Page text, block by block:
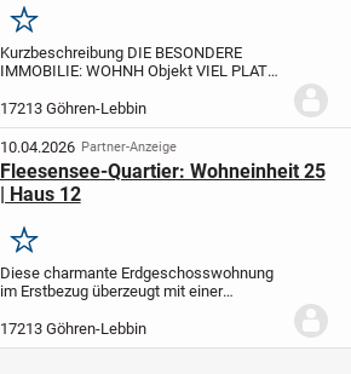
+ KAMINOFEN
Merken
Kurzbeschreibung DIE BESONDERE
IMMOBILIE: WOHNH Objekt VIEL PLATZ
und modernes Reihenendhaus mit großen
Gauben, Photovoltaikanlage, Balkon und
hochwertiger...
17213 Göhren-Lebbin
10.04.2026 Partner-Anzeige
Fleesensee-Quartier: Wohneinheit 25
| Haus 12
Merken
Diese charmante Erdgeschosswohnung
im Erstbezug überzeugt mit einer
m² Wohnfläche. Die 2-Zimmer-Wohnung
verfügt über ein Schlafzimmer sowie ein
17213 Göhren-Lebbin